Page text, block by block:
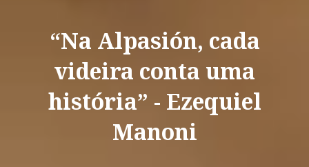
“Na Alpasión, cada
videira conta uma
história” - Ezequiel
Manoni